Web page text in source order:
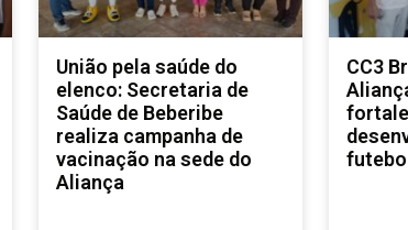
União pela saúde do
elenco: Secretaria de
Saúde de Beberibe
realiza campanha de
vacinação na sede do
Aliança
CC3
futebol